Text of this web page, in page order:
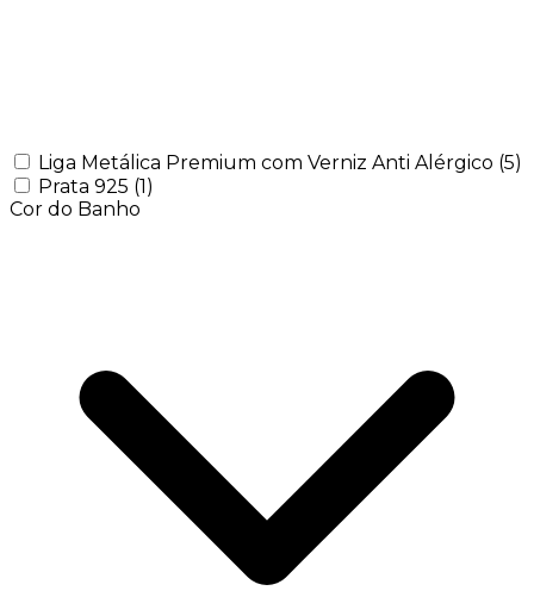
Liga Metálica Premium com Verniz Anti Alérgico (5)
Prata 925 (1)
Cor do Banho